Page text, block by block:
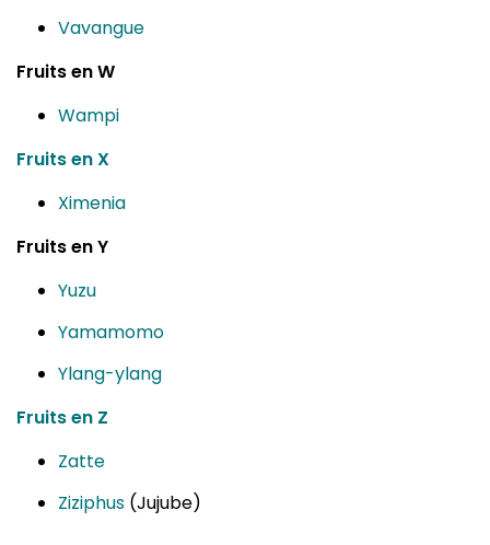
Vavangue
Fruits en W
Wampi
Fruits en X
Ximenia
Fruits en Y
Yuzu
Yamamomo
Ylang-ylang
Fruits en Z
Zatte
Ziziphus (Jujube)